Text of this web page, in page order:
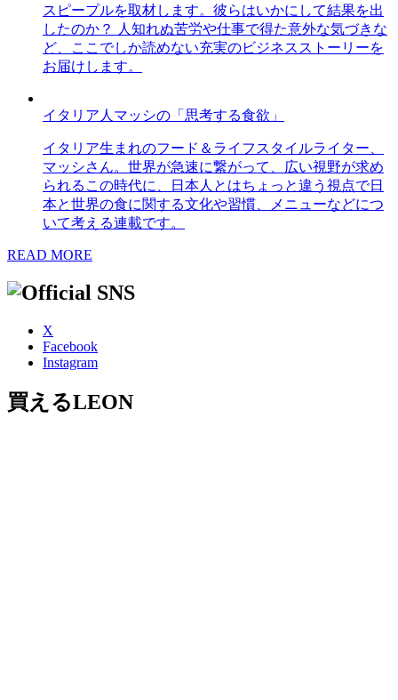
スピープルを取材します。彼らはいかにして結果を出
したのか？ 人知れぬ苦労や仕事で得た意外な気づきな
ど、ここでしか読めない充実のビジネスストーリーを
お届けします。
イタリア人マッシの「思考する食欲」
イタリア生まれのフード＆ライフスタイルライター、
マッシさん。世界が急速に繋がって、広い視野が求め
られるこの時代に、日本人とはちょっと違う視点で日
本と世界の食に関する文化や習慣、メニューなどにつ
いて考える連載です。
READ MORE
X
Facebook
Instagram
買えるLEON